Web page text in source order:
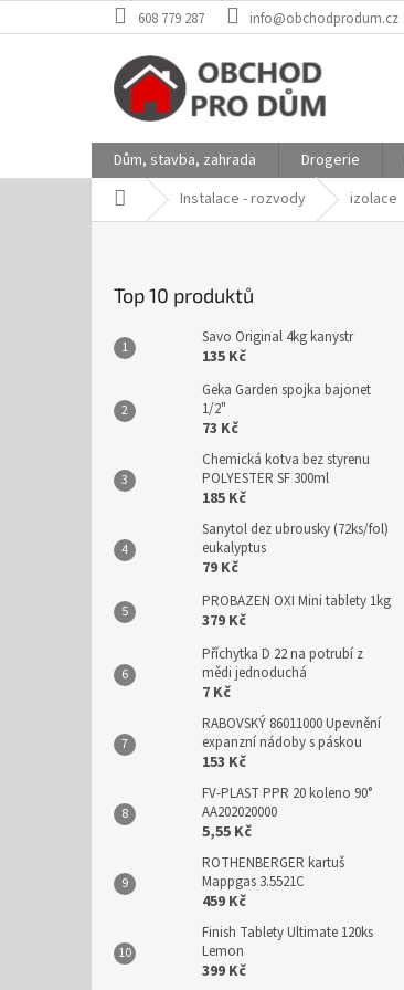
na
608 779 287 info@obchodprodum.cz
Dům, stavba, zahrada Drogerie
Domů Instalace - rozvody izolace
Top 10 produktů
Savo Original 4kg kanystr
135 Kč
Geka Garden spojka bajonet
1/2"
73 Kč
Chemická kotva bez styrenu
POLYESTER SF 300ml
185 Kč
Sanytol dez ubrousky (72ks/fol)
eukalyptus
79 Kč
PROBAZEN OXI Mini tablety 1kg
379 Kč
Příchytka D 22 na potrubí z
mědi jednoduchá
7 Kč
RABOVSKÝ 86011000 Upevnění
expanzní nádoby s páskou
153 Kč
FV-PLAST PPR 20 koleno 90°
AA202020000
5,55 Kč
ROTHENBERGER kartuš
Mappgas 3.5521C
459 Kč
Finish Tablety Ultimate 120ks
Lemon
399 Kč